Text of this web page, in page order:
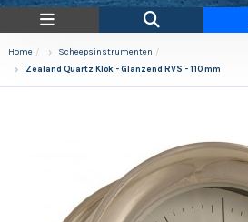
Home
Scheepsinstrumenten
Zealand Quartz Klok - Glanzend RVS - 110 mm